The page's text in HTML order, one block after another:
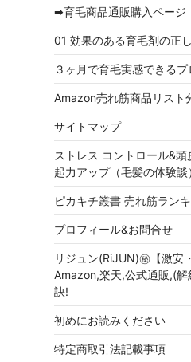
➡育毛商品通販購入ページ
01 効果のある育毛剤の正
３ヶ月で育毛実感できる
Amazon売れ筋商品リスト
サイトマップ
ストレス コントロール&
起力アップ（毛髪の体験談
ピカキチ叢書 売れ筋ラン
プロフィール&お問合せ
リジュン(RiJUN)㊙【激安
Amazon,楽天,公式通販,(
訣!
初めにお読みください
特定商取引法記載事項